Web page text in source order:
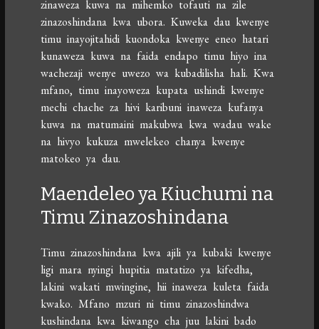
zinaweza kuwa na mihemko tofauti na zile
zinazoshindana kwa ubora. Kuweka dau kwenye
timu inayojitahidi kuondoka kwenye eneo hatari
kunaweza kuwa na faida endapo timu hiyo ina
wachezaji wenye uwezo wa kubadilisha hali. Kwa
mfano, timu inayoweza kupata ushindi kwenye
mechi chache za hivi karibuni inaweza kufanya
kuwa na matumaini makubwa kwa wadau wake
na hivyo kukuza mwelekeo chanya kwenye
matokeo ya dau.
Maendeleo ya Kiuchumi na
Timu Zinazoshindana
Timu zinazoshindana kwa ajili ya kubaki kwenye
ligi mara nyingi hupitia matatizo ya kifedha,
lakini wakati mwingine, hii inaweza kuleta faida
kwako. Mfano mzuri ni timu zinazoshindwa
kushindana kwa kiwango cha juu lakini bado